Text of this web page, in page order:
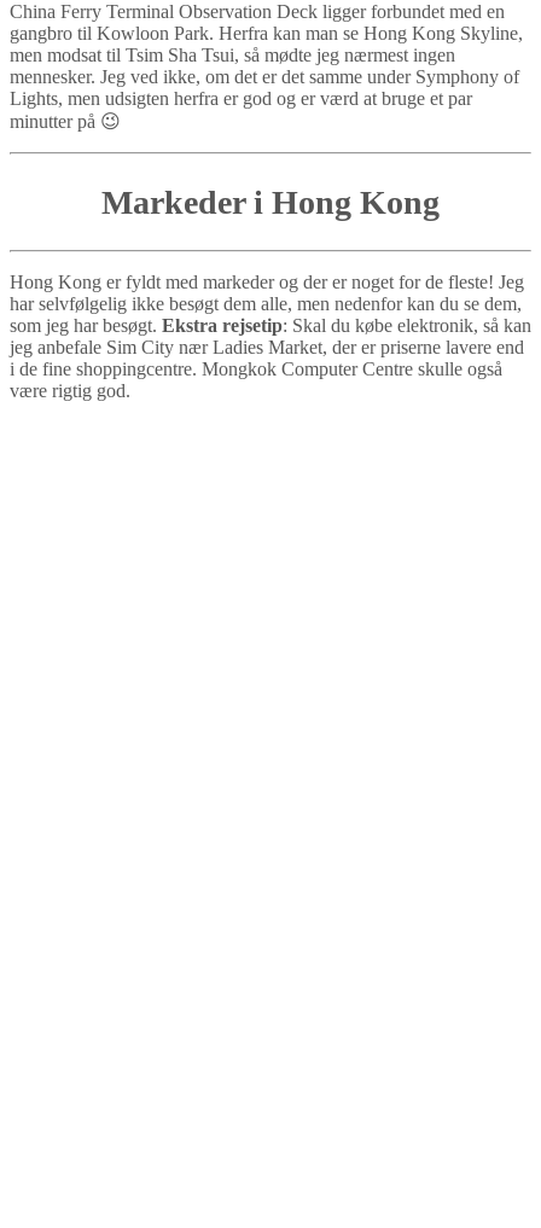
China Ferry Terminal Observation Deck ligger forbundet med en
gangbro til Kowloon Park. Herfra kan man se Hong Kong Skyline,
men modsat til Tsim Sha Tsui, så mødte jeg nærmest ingen
mennesker. Jeg ved ikke, om det er det samme under Symphony of
Lights, men udsigten herfra er god og er værd at bruge et par
minutter på 😉
Markeder i Hong Kong
Hong Kong er fyldt med markeder og der er noget for de fleste! Jeg
har selvfølgelig ikke besøgt dem alle, men nedenfor kan du se dem,
som jeg har besøgt. Ekstra rejsetip: Skal du købe elektronik, så kan
jeg anbefale Sim City nær Ladies Market, der er priserne lavere end
i de fine shoppingcentre. Mongkok Computer Centre skulle også
være rigtig god.